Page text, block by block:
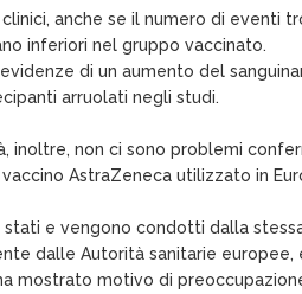
anche se il numero di eventi
inferiori nel gruppo vaccinato.
di un aumento del
arruolati negli studi.
inoltre, non ci sono problemi
AstraZeneca utilizzato in
e vengono condotti dalla
dalle Autorità sanitarie europee,
mostrato motivo di